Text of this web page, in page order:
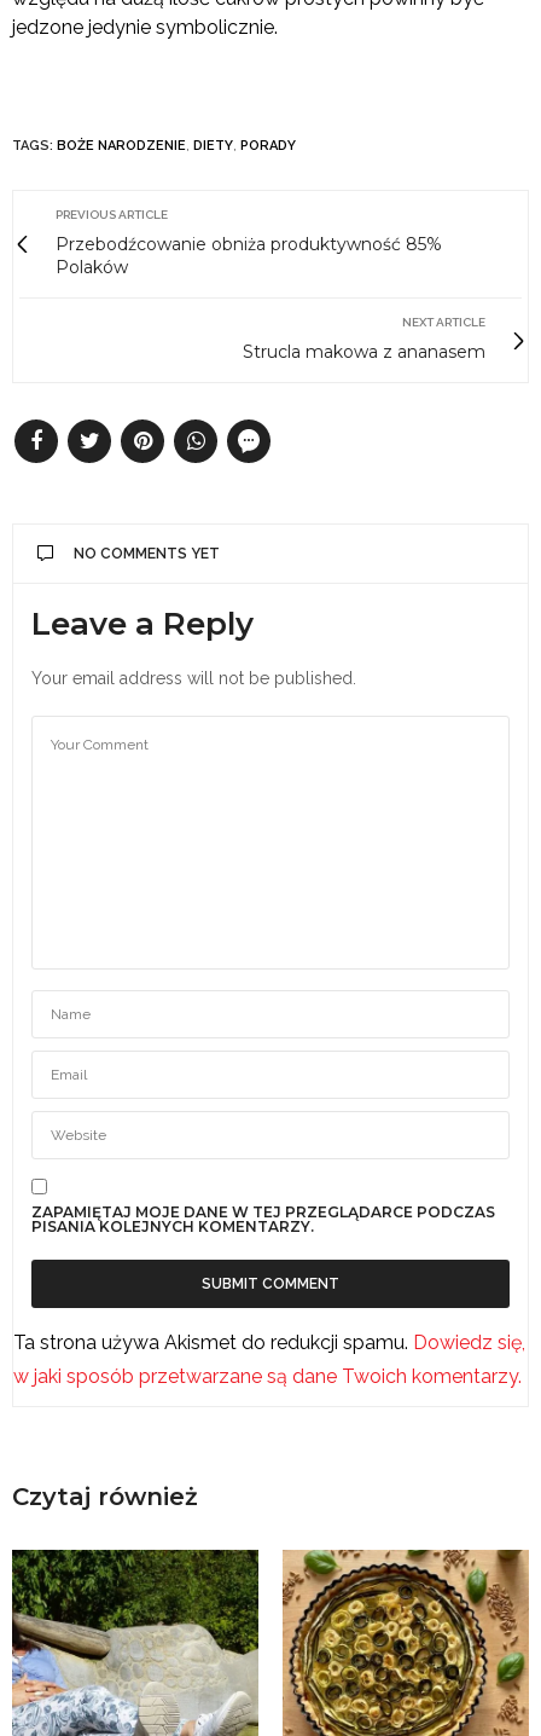
jedzone jedynie symbolicznie.
TAGS: BOŻE NARODZENIE, DIETY, PORADY
PREVIOUS ARTICLE
Przebodźcowanie obniża produktywność 85%
Polaków
NEXT ARTICLE
Strucla makowa z ananasem
NO COMMENTS YET
Leave a Reply
Your email address will not be published.
ZAPAMIĘTAJ MOJE DANE W TEJ PRZEGLĄDARCE PODCZAS
PISANIA KOLEJNYCH KOMENTARZY.
Ta strona używa Akismet do redukcji spamu. Dowiedz się,
w jaki sposób przetwarzane są dane Twoich komentarzy.
Czytaj również